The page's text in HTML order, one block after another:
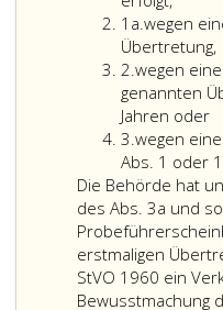
die
in
der
4,)
erfolgt,
1a.Ziffer
eins
a
wegen
Übertretung,
2.Ziffer
2
wegen
genannten
Jahren oder
in
7,
3,
3.Ziffer
3
wegen
Abs. 1 oder
Die Behörde hat
des Abs. 3a und
erstmaligen
StVO 1960 ein
Bewusstmachung